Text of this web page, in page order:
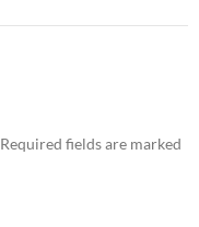
Required fields are marked